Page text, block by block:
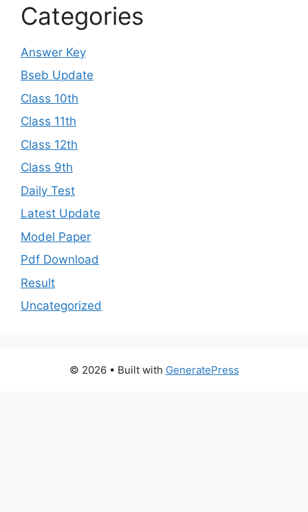
Categories
Answer Key
Bseb Update
Class 10th
Class 11th
Class 12th
Class 9th
Daily Test
Latest Update
Model Paper
Pdf Download
Result
Uncategorized
© 2026 • Built with GeneratePress